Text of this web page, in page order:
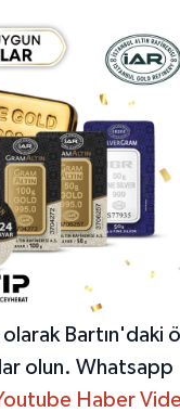
olarak Bartın'daki
olun. Whatsapp
Haber